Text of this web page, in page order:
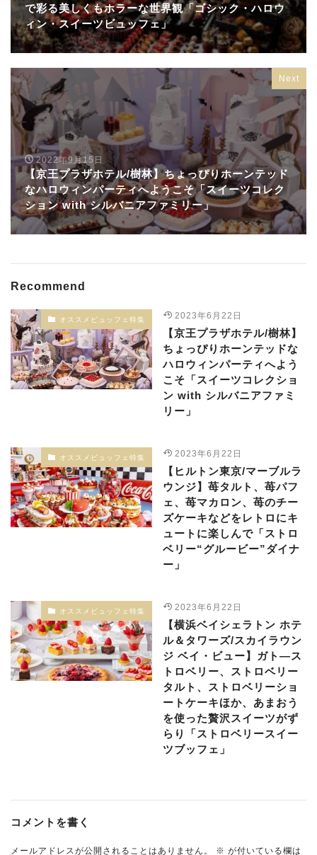
で彩る美しくもホラーな世界観「ゴシック・ハロウ
ィン・スイーツビュッフェ」
Next
2022年9月15日
【京王プラザホテル/樹林】ちょっぴりホーンテッド
なハロウィンパーティへようこそ「スイーツコレク
ション with シルバニアファミリー」
Recommend
オススメビュッフェ特集 2023年6月22日
【京王プラザホテル/樹林】
ちょっぴりホーンテッドな
ハロウィンパーティへよう
こそ「スイーツコレクショ
ン with シルバニアファミ
リー」
オススメビュッフェ特集 2023年6月22日
【ヒルトン東京/マーブルラ
ウンジ】苺タルト、苺パフ
ェ、苺マカロン、苺のチー
ズケーキなどをレトロにキ
ュートに楽しんで「ストロ
ベリー“グルービー”ダイナ
ー」
オススメビュッフェ特集 2023年6月22日
【横浜ベイシェラトン ホテ
ル＆タワーズ/スカイラウン
ジ ベイ・ビュー】ガト―ス
トロベリー、ストロベリー
タルト、ストロベリーショ
ートケーキほか、あまおう
を使った贅沢スイーツがず
らり「ストロベリースイー
ツブッフェ」
コメントを書く
メールアドレスが公開されることはありません。 ※ が付いている欄は